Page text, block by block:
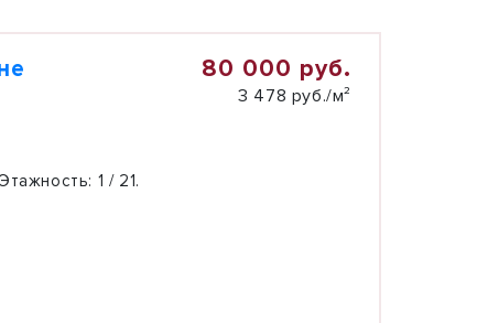
80 000 руб.
3 478 руб./м²
1 / 21.